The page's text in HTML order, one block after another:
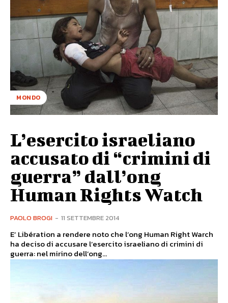
MONDO
L’esercito israeliano
accusato di “crimini di
guerra” dall’ong
Human Rights Watch
PAOLO BROGI - 11 SETTEMBRE 2014
E’ Libération a rendere noto che l’ong Human Right Warch
ha deciso di accusare l’esercito israeliano di crimini di
guerra: nel mirino dell’ong...